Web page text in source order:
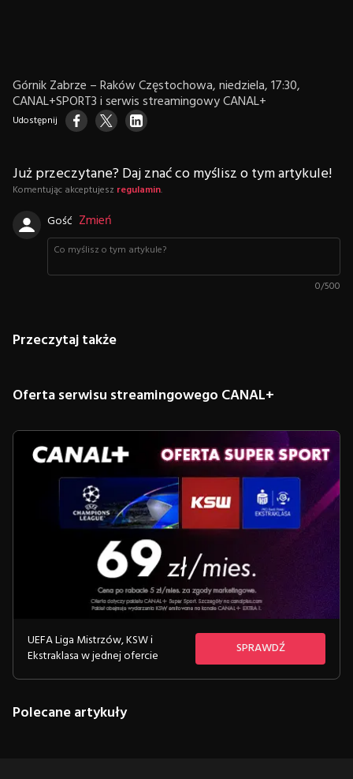
Górnik Zabrze – Raków Częstochowa, niedziela, 17:30,
CANAL+SPORT3 i serwis streamingowy CANAL+
Udostępnij
Już przeczytane? Daj znać co myślisz o tym artykule!
Komentując akceptujesz regulamin.
Gość Zmień
0/500
Przeczytaj także
Oferta serwisu streamingowego CANAL+
UEFA Liga Mistrzów, KSW i
Ekstraklasa w jednej ofercie
SPRAWDŹ
Polecane artykuły